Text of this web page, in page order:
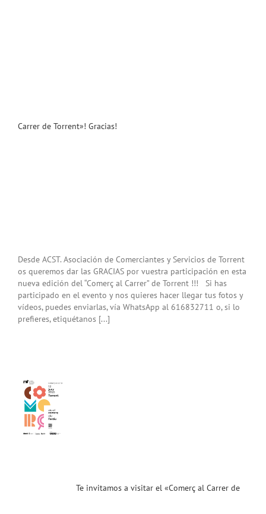
Carrer de Torrent»! Gracias!
Desde ACST. Asociación de Comerciantes y Servicios de Torrent
os queremos dar las GRACIAS por vuestra participación en esta
nueva edición del “Comerç al Carrer” de Torrent !!! Si has
participado en el evento y nos quieres hacer llegar tus fotos y
vídeos, puedes enviarlas, vía WhatsApp al 616832711 o, si lo
prefieres, etiquétanos [...]
Te invitamos a visitar el «Comerç al Carrer de